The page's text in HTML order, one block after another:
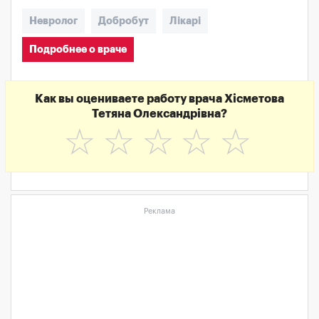
Невролог Добробут Лікарі
Подробнее о враче
Как вы оцениваете работу врача Хісметова
Тетяна Олександрівна?
☆
☆
☆
☆
☆
Реклама